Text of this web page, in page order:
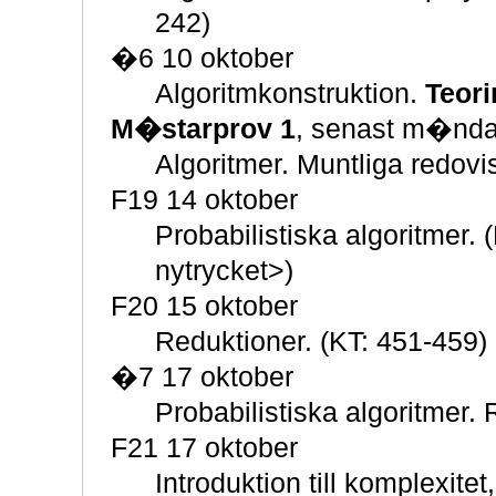
242)
�6 10 oktober
Algoritmkonstruktion.
M�starprov 1, senast
Algoritmer. Muntliga
F19 14 oktober
Probabilistiska algoritmer.
nytrycket>)
F20 15 oktober
Reduktioner. (KT: 451-459)
�7 17 oktober
Probabilistiska algoritmer.
F21 17 oktober
Introduktion till